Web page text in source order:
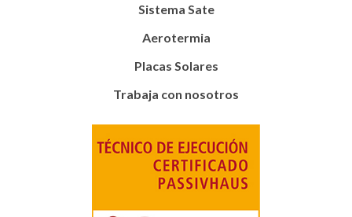
Sistema Sate
Aerotermia
Placas Solares
Trabaja con nosotros